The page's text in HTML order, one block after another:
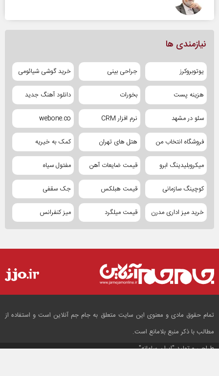
نیازمندی ها
یوتوبروکرز جراحی بینی خرید گوشی شیائومی
هزینه پست بخورات دانلود آهنگ جدید
سئو در مشهد نرم افزار CRM webone.co
فروشگاه انتخاب من هتل های تهران کمک به خیریه
میکروبلیدینگ ابرو قیمت ضایعات آهن مفتول سیاه
کوچینگ سازمانی قیمت هبلکس جک سقفی
خرید میز اداری مدرن قیمت میلگرد میز کنفرانس
تمام حقوق مادی و معنوی این سایت متعلق به جام جم آنلاین است و استفاده از
مطالب با ذکر منبع بلامانع است.
طراحی و تولید"ایران سامانه"